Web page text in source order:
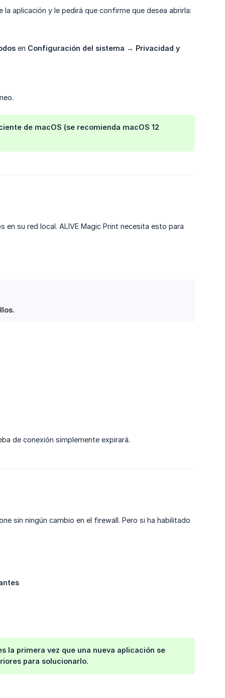
aplicación y le pedirá que confirme que desea abrirla:
en Configuración del sistema → Privacidad y
de macOS (se recomienda macOS 12
su red local. ALIVE Magic Print necesita esto para
de conexión simplemente expirará.
sin ningún cambio en el firewall. Pero si ha habilitado
la primera vez que una nueva aplicación se
para solucionarlo.